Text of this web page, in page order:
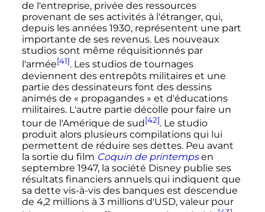
de l'entreprise, privée des ressources
provenant de ses activités à l'étranger, qui,
depuis les années 1930, représentent une part
importante de ses revenus. Les nouveaux
studios sont même réquisitionnés par
l'armée[41]. Les studios de tournages
deviennent des entrepôts militaires et une
partie des dessinateurs font des dessins
animés de « propagandes » et d'éducations
militaires. L'autre partie décolle pour faire un
tour de l'Amérique de sud[42]. Le studio
produit alors plusieurs compilations qui lui
permettent de réduire ses dettes. Peu avant
la sortie du film Coquin de printempsen
septembre 1947, la société Disney publie ses
résultats financiers annuels qui indiquent que
sa dette vis-à-vis des banques est descendue
de 4,2 millions à 3 millions d'USD, valeur pour